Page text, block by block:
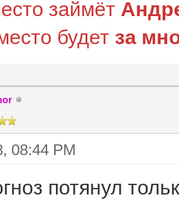
займёт
будет за
08:44 PM
потянул